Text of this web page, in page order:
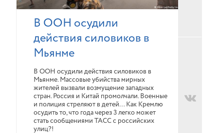
В ООН осудили
действия силовиков в
Мьянме
В ООН осудили действия силовиков в
Мьянме. Массовые убийства мирных
жителей вызвали возмущение западных
стран. Россия и Китай промолчали. Военные
и полиция стреляют в детей… Как Кремлю
осудить то, что года через 3 легко может
стать сообщениями ТАСС с российских
улиц?!